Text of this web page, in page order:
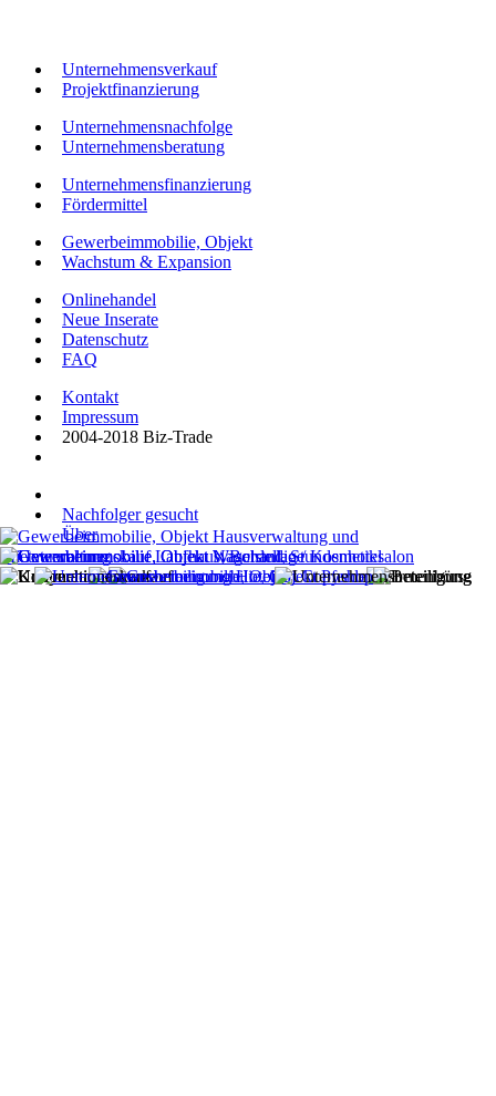
Unternehmensverkauf
Projektfinanzierung
Unternehmensnachfolge
Unternehmensberatung
Unternehmensfinanzierung
Fördermittel
Gewerbeimmobilie, Objekt
Wachstum & Expansion
Onlinehandel
Neue Inserate
Datenschutz
FAQ
Kontakt
Impressum
2004-2018 Biz-Trade
Nachfolger gesucht
Über